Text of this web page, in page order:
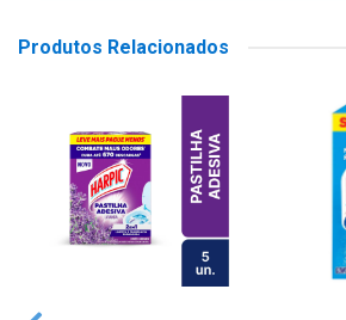
Produtos Relacionados